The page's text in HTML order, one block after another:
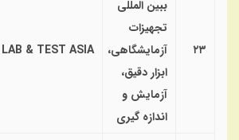
۲۳
ببین المللی
تجهیزات
آزمایشگاهی،
ابزار دقیق،
آزمایش و
اندازه گیری
LAB & TEST ASIA